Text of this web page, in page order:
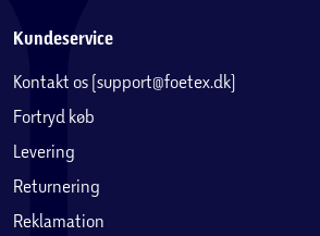
Kundeservice
Kontakt os (support@foetex.dk)
Fortryd køb
Levering
Returnering
Reklamation